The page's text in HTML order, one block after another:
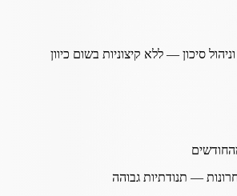
סיכון — ללא קיצוניות בשום כיוון